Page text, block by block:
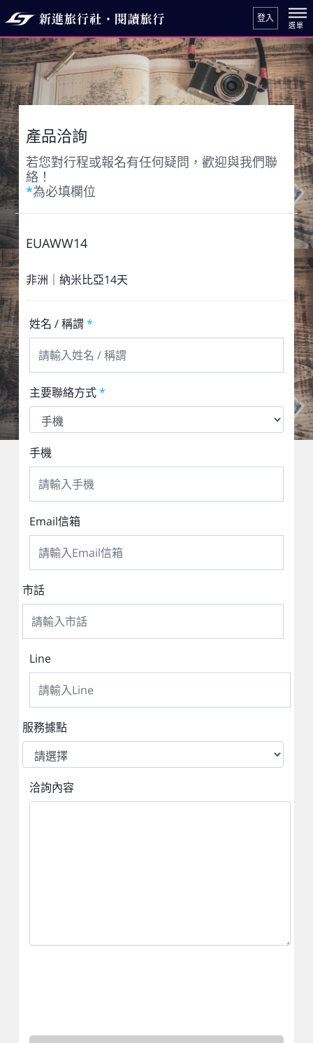
登入
產品洽詢
若您對行程或報名有任何疑問，歡迎與我們聯
絡！
*為必填欄位
EUAWW14
非洲｜納米比亞14天
姓名 / 稱謂 *
主要聯絡方式*
手機
Email信箱
市話
Line
服務據點
洽詢內容